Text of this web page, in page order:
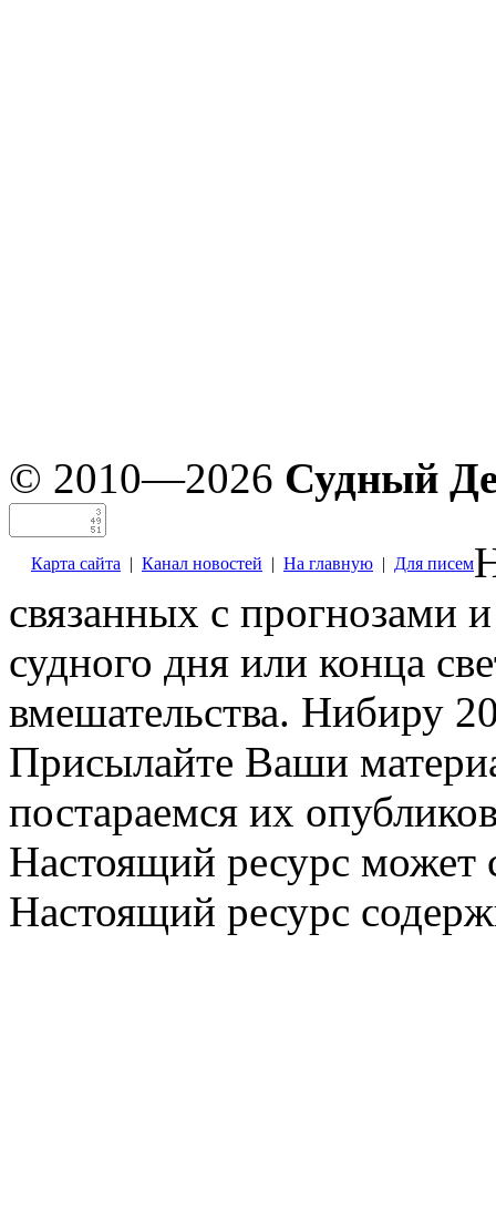
© 2010—2026 Судный
Карта сайта | Канал новостей | На главную | Для писем
связанных с прогнозами
судного дня или конца
вмешательства. Нибиру
Присылайте Ваши
постараемся их
Настоящий ресурс может
Настоящий ресурс